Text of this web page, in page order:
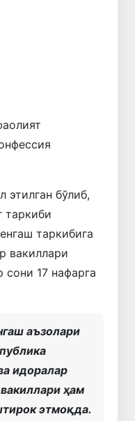
этилган бўлиб,
таркиби
таркибига
вакиллари
сони 17 нафарга
аъзолари
идоралар
ҳам
этмоқда.